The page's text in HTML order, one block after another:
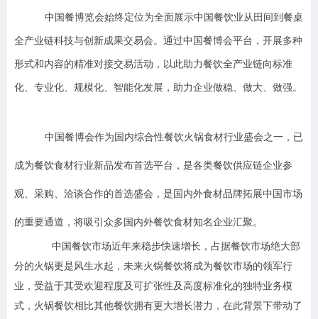
中国餐博览会始终定位为全面展示中国餐饮业从田间到餐桌
全产业链科技与创新成果交易会。通过中国餐博会平台，开展多种
形式和内容的精准对接交易活动，以此助力餐饮全产业链向标准
化、专业化、规模化、智能化发展，助力企业做稳、做大、做强。
中国餐博会作为国内综合性餐饮火锅食材行业盛会之一，已
成为餐饮食材行业新品发布首选平台，是各类餐饮供应链企业参
观、采购、洽谈合作的首选盛会，是国内外食材品牌拓展中国市场
的重要通道，将吸引众多国内外餐饮食材知名企业汇聚。
中国餐饮市场近年来稳步快速增长，占据餐饮市场绝大部
分的火锅更是风生水起，未来火锅餐饮将成为餐饮市场的领军行
业，受益于其受欢迎程度及可扩张性及高度标准化的独特业务模
式，火锅餐饮相比其他餐饮拥有更大增长潜力，在此背景下带动了